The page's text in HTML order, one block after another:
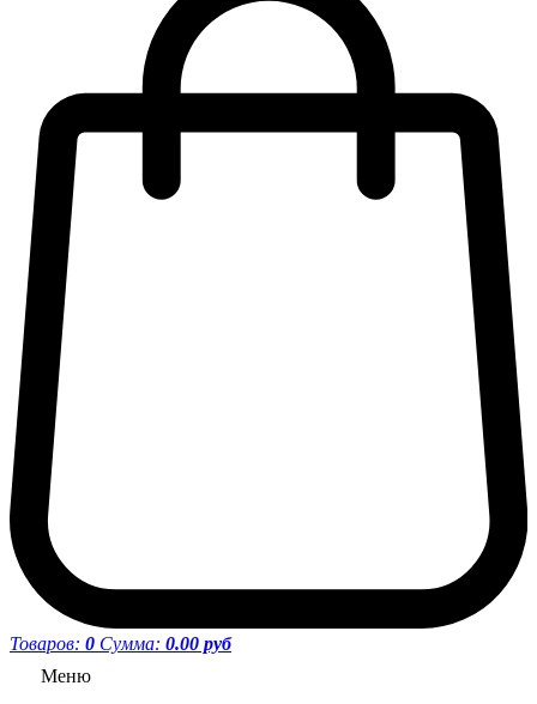
Товаров: 0 Сумма: 0.00 руб
Меню